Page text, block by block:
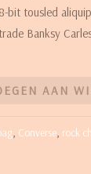
bit tousled
Banksy
AAN
Converse rock